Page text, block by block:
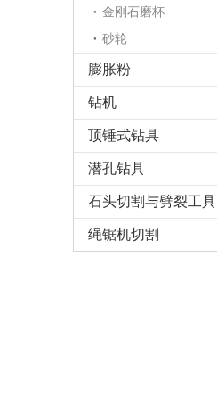
金刚石磨杯
砂轮
膨胀粉
钻机
顶锤式钻具
潜孔钻具
石头切割与劈裂工具
绳锯机切割